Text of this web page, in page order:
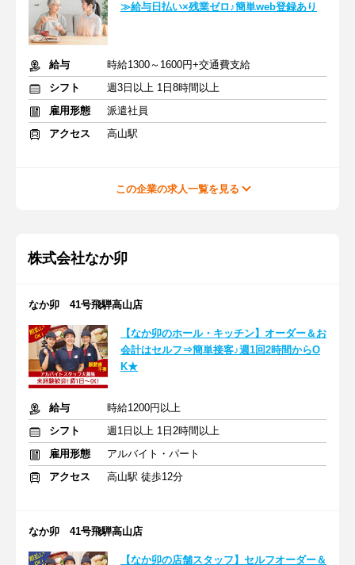
≫給与日払い×残業ゼロ♪簡単web登録あり
給与
時給1300～1600円+交通費支給
シフト
週3日以上 1日8時間以上
雇用形態
派遣社員
アクセス
高山駅
この企業の求人一覧を見る
株式会社なか卯
なか卯 41号飛騨高山店
【なか卯のホール・キッチン】オーダー＆お
会計はセルフ⇒簡単接客♪週1回2時間からO
K★
給与
時給1200円以上
シフト
週1日以上 1日2時間以上
雇用形態
アルバイト・パート
アクセス
高山駅 徒歩12分
なか卯 41号飛騨高山店
【なか卯の店舗スタッフ】セルフオーダー＆